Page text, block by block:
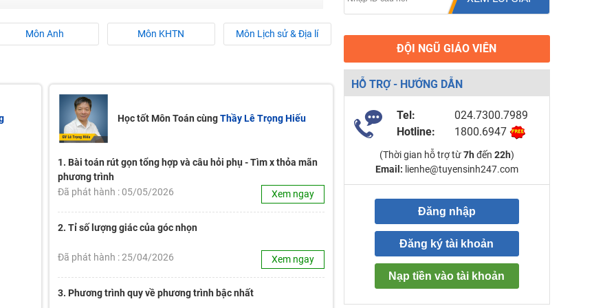
ít nhất 25 điểm
(Từ 16-18/07/2025)
2018
lai!
viên giỏi và nổi tiếng
Môn Anh Môn KHTN Môn Lịch sử & Địa lí
Học tốt Môn Toán cùngThầy Lê Trọng Hiếu
1. Bài toán rút gọn tổng hợp và câu hỏi phụ - Tìm x thỏa mãn
phương trình
Đã phát hành : 05/05/2026
Xem ngay
2. Tỉ số lượng giác của góc nhọn
Đã phát hành : 25/04/2026 Xem ngay
3. Phương trình quy về phương trình bậc nhất
ĐỘI NGŨ GIÁO VIÊN
HỖ TRỢ - HƯỚNG DẪN
Tel:
024.7300.7989
Hotline:
1800.6947
(Thời gian hỗ trợ từ7h đến 22h)
Email: lienhe@tuyensinh247.com
Đăng nhập
Đăng ký tài khoản
Nạp tiền vào tài khoản